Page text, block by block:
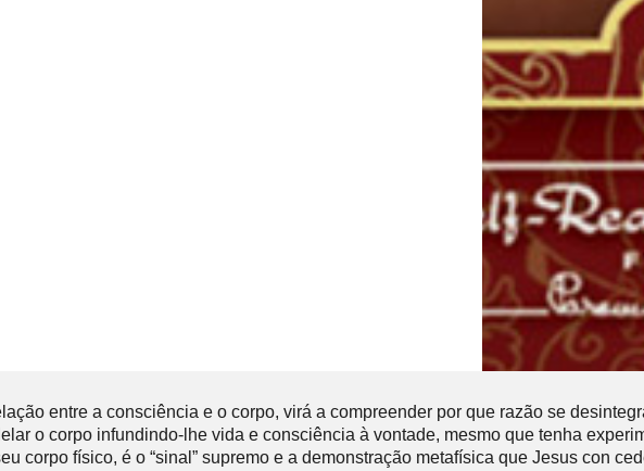
entre a consciência e o corpo, virá a compreender por que razão se
o corpo infundindo-lhe vida e consciência à vontade, mesmo que tenha
corpo físico, é o “sinal” supremo e a demonstração metafísica que Jesus con